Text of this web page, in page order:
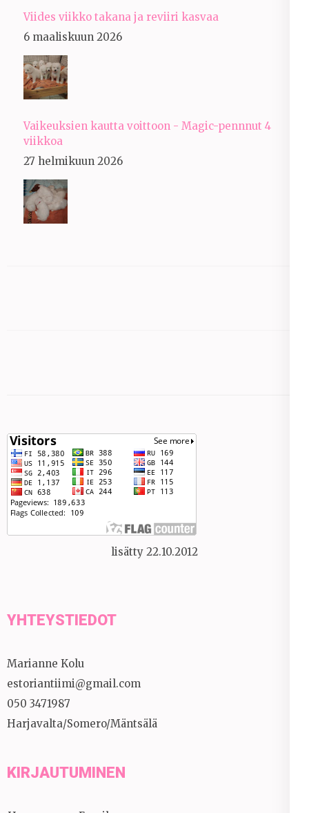
Viides viikko takana ja reviiri kasvaa
6 maaliskuun 2026
Vaikeuksien kautta voittoon - Magic-pennnut 4
viikkoa
27 helmikuun 2026
lisätty 22.10.2012
YHTEYSTIEDOT
Marianne Kolu
estoriantiimi@gmail.com
050 3471987
Harjavalta/Somero/Mäntsälä
KIRJAUTUMINEN